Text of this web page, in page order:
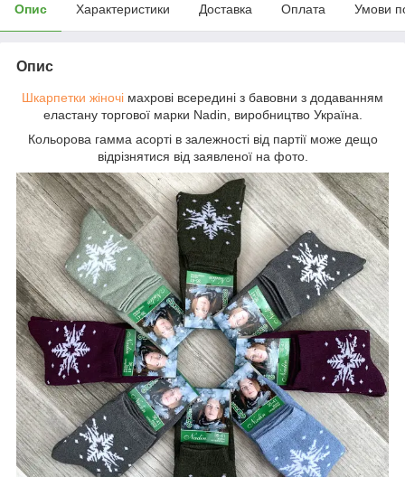
Опис Характеристики Доставка Оплата Умови
Опис
Шкарпетки жіночі махрові всередині з бавовни з додаванням
еластану торгової марки Nadin, виробництво Україна.
Кольорова гамма асорті в залежності від партії може дещо
відрізнятися від заявленої на фото.